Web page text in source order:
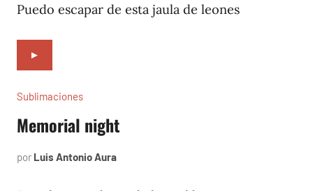
2023
Puedo escapar de esta jaula de leones
►
Sublimaciones
Memorial night
por Luis Antonio Aura